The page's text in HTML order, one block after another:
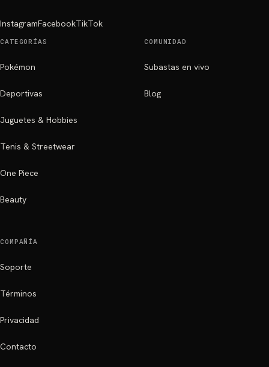
InstagramFacebookTikTok
CATEGORÍAS
Pokémon
Deportivas
Juguetes & Hobbies
Tenis & Streetwear
One Piece
Beauty
COMUNIDAD
Subastas en vivo
Blog
COMPAÑÍA
Soporte
Términos
Privacidad
Contacto